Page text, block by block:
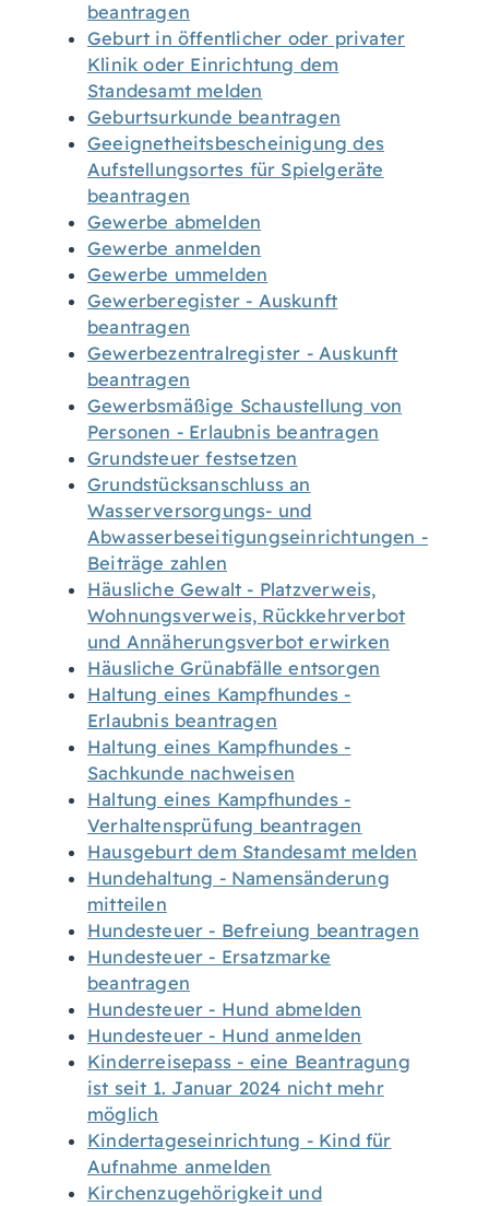
beantragen
Geburt in öffentlicher oder privater
Klinik oder Einrichtung dem
Standesamt melden
Geburtsurkunde beantragen
Geeignetheitsbescheinigung des
Aufstellungsortes für Spielgeräte
beantragen
Gewerbe abmelden
Gewerbe anmelden
Gewerbe ummelden
Gewerberegister - Auskunft
beantragen
Gewerbezentralregister - Auskunft
beantragen
Gewerbsmäßige Schaustellung von
Personen - Erlaubnis beantragen
Grundsteuer festsetzen
Grundstücksanschluss an
Wasserversorgungs- und
Abwasserbeseitigungseinrichtungen -
Beiträge zahlen
Häusliche Gewalt - Platzverweis,
Wohnungsverweis, Rückkehrverbot
und Annäherungsverbot erwirken
Häusliche Grünabfälle entsorgen
Haltung eines Kampfhundes -
Erlaubnis beantragen
Haltung eines Kampfhundes -
Sachkunde nachweisen
Haltung eines Kampfhundes -
Verhaltensprüfung beantragen
Hausgeburt dem Standesamt melden
Hundehaltung - Namensänderung
mitteilen
Hundesteuer - Befreiung beantragen
Hundesteuer - Ersatzmarke
beantragen
Hundesteuer - Hund abmelden
Hundesteuer - Hund anmelden
Kinderreisepass - eine Beantragung
ist seit 1. Januar 2024 nicht mehr
möglich
Kindertageseinrichtung - Kind für
Aufnahme anmelden
Kirchenzugehörigkeit und